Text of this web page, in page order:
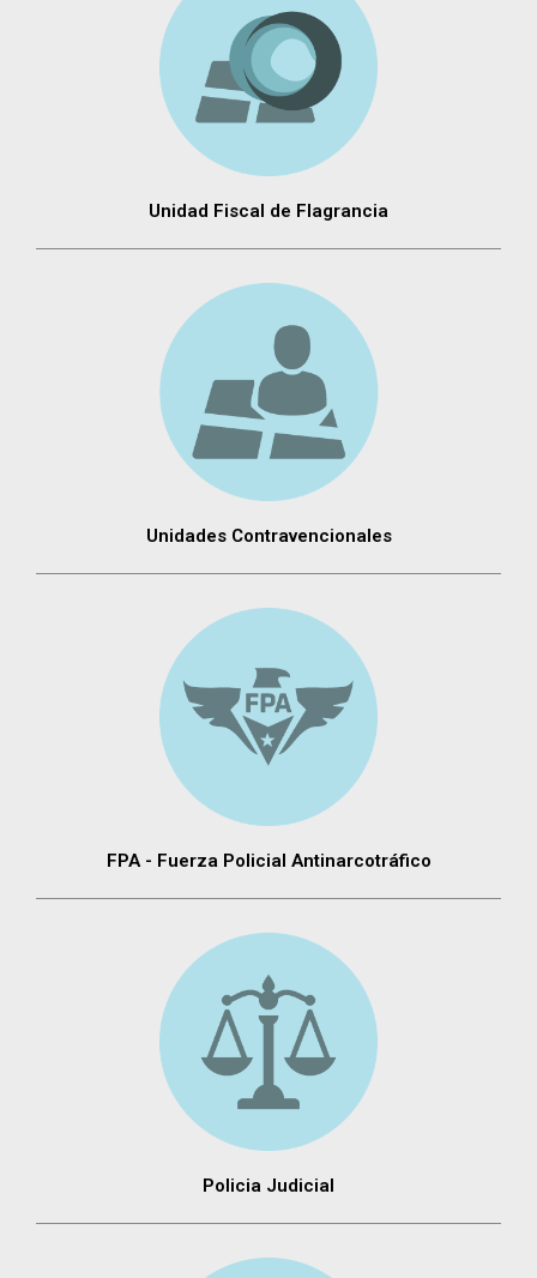
Unidad Fiscal de Flagrancia
Unidades Contravencionales
FPA - Fuerza Policial Antinarcotráfico
Policia Judicial